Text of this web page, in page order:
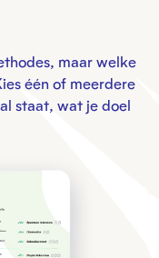
maar welke
één of meerdere
staat, wat je doel